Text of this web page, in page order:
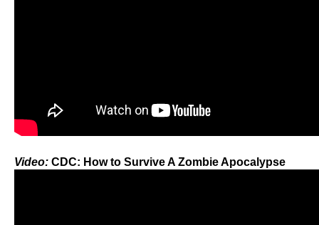
Video: CDC: How to Survive A Zombie Apocalypse